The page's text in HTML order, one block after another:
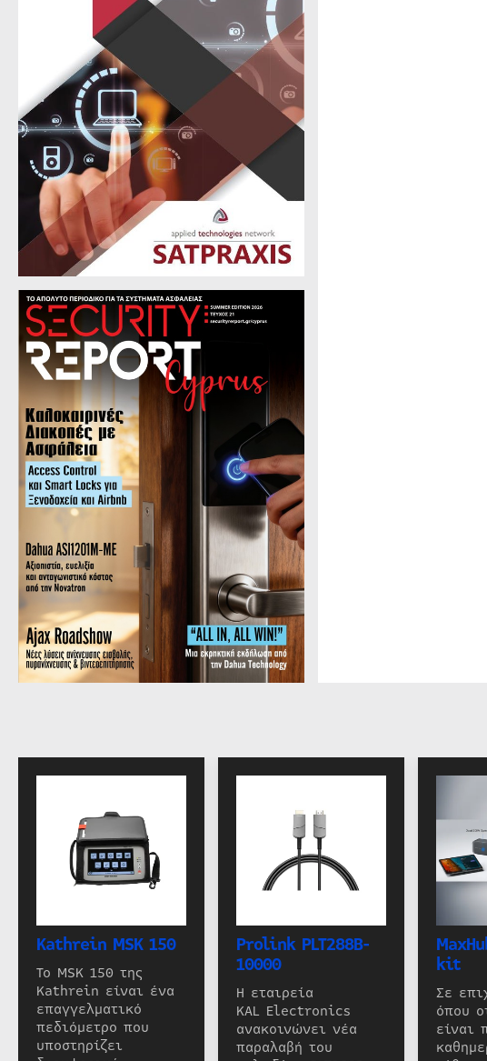
Kathrein MSK 150
Το MSK 150 της
Kathrein είναι ένα
επαγγελματικό
πεδιόμετρο που
υποστηρίζει
Prolink PLT288B-
10000
Η εταιρεία
KAL Electronics
ανακοινώνει νέα
παραλαβή του
kit
Σε
όπου
είναι